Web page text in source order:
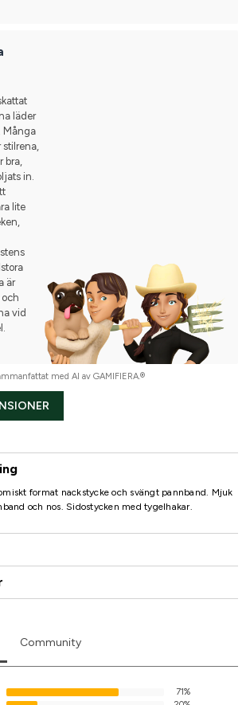
läder
Många
bra,
in.
lite
är
och
vid
med AI av GAMIFIERA.®
format nackstycke och svängt pannband. Mjuk
och nos. Sidostycken med tygelhakar.
Community
71%